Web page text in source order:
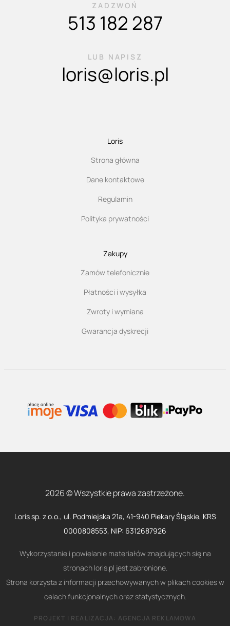
ZADZWOŃ
513 182 287
LUB NAPISZ
loris@loris.pl
Loris
Strona główna
Dane kontaktowe
Regulamin
Polityka prywatności
Zakupy
Zamów telefonicznie
Płatności i wysyłka
Zwroty i wymiana
Gwarancja dyskrecji
2026 © Wszystkie prawa zastrzeżone.
Loris sp. z o.o., ul. Podmiejska 21a, 41-940 Piekary Śląskie, KRS
0000808553, NIP: 6312687926
Wykorzystanie i powielanie materiałów znajdujących się na
stronach loris.pl jest zabronione.
Strona korzysta z informacji przechowywanych w plikach cookies w
celach funkcjonalnych oraz statystycznych.
PROJEKT I REALIZACJA: AGENCJA REKLAMOWA